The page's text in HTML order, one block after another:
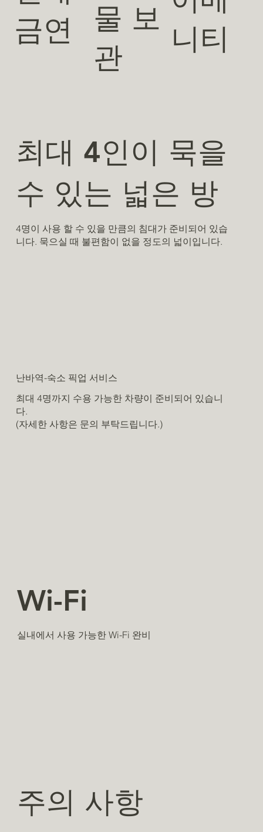
니티
금연
물 보
관
최대 4인이 묵을
수 있는 넓은 방
4명이 사용 할 수 있을 만큼의 침대가 준비되어 있습
니다. 묵으실 때 불편함이 없을 정도의 넓이입니다.
주의 사항
난바역-숙소 픽업 서비스
최대 4명까지 수용 가능한 차량이 준비되어 있습니
다.
(자세한 사항은 문의 부탁드립니다.)
Wi-Fi
실내에서 사용 가능한 Wi-Fi 완비